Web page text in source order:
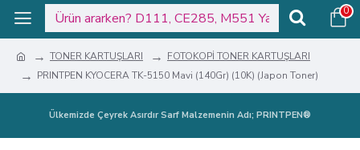
0
TONER KARTUŞLARI
FOTOKOPİ TONER KARTUŞLARI
PRINTPEN KYOCERA TK-5150 Mavi (140Gr) (10K) (Japon Toner)
Ülkemizde Çeyrek Asırdır Sarf Malzemenin Adı; PRINTPEN®